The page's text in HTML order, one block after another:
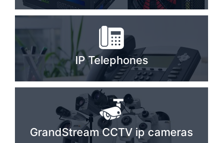
Mouses and keybords
Cooling systems
Server equipment
Video conferencing
Video surveillance
IP Telephones
GrandStream CCTV ip cameras